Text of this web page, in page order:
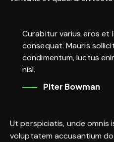
Curabitur varius eros et
consequat. Mauris
condimentum, luctus
nisl.
Piter Bowman
Ut perspiciatis, unde omnis
voluptatem accusantium